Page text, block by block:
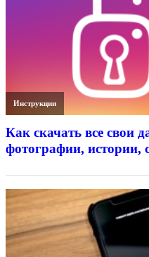
Инструкции
Как скачать все свои
фотографии, истории,